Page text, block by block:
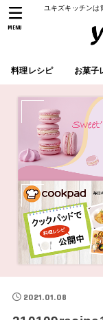
ユキズキッチンは
料理レシピ お菓子
MENU
2021.01.08